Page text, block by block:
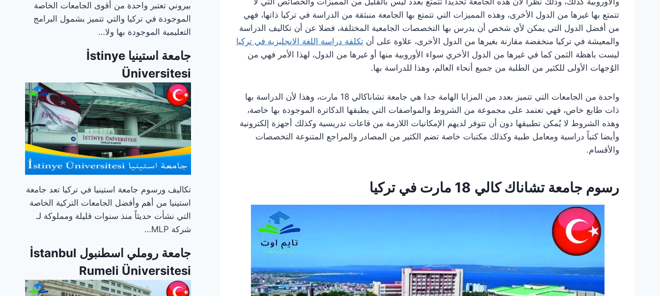
تتمتع بها غيرها من الدول الأخرى، وهذه المميزات التي تتمتع بها الجامعة منبثقة من الدراسة في تركيا ذاتها، فهي
من أفضل الدول التي يمكن لأي شخص أن يدرس بها التخصصات الجامعية المختلفة، فضلا عن أن تكاليف الدراسة
والمعيشة في تركيا منخفضة مقارنة بغيرها من الدول الأخرى، علاوة على أنتكلفة دراسة اللغة الانجليزية في تركيا
ليست باهظة الثمن كما في غيرها من الدول الأخري سواء الأوروبية منها أو غيرها من الدول، لهذا الأمر فهي من
الوُجهات الأولى للكثير من الطلبة من جميع أنحاء العالم، وهذا للدراسة بها.
واحدة من الجامعات التي تتميز بعدد من المزايا الهامة جدا هي جامعة تشاناكالي 18 مارت، وهذا لأن الدراسة بها
ذات طابع خاص، فهي تعتمد على مجموعة من الشروط والمواصفات التي يطبقها الدكاترة الموجودة بها خاصة،
وهذه الشروط لا يُمكن تطبيقها دون أن تتوفر لديهم الإمكانيات اللازمة من قاعات تدريسية وكذلك أجهزة إلكترونية
وأيضا كتباً دراسية ومعامل طبية وكذلك مكتبات خاصة تضم الكثير من المصادر والمراجع المتنوعة التخصصات
والأقسام.
رسوم جامعة تشاناك كالي 18 مارت في تركيا
بيروني تعتبر واحدة من أقوى الجامعات الخاصة
الموجودة في تركيا والتي تتميز بشمول البرامج
التعليمية الموجودة بها ولا…
جامعة استينيا İstinye
Üniversitesi
تكاليف ورسوم جامعة استينيا في تركيا تعد جامعة
استينيا من أهم وأفضل الجامعات التركية الخاصة
التي نشأت حديثاً منذ سنوات قليلة ومملوكة لـ
شركة MLP…
جامعة روملي اسطنبول İstanbul
Rumeli Üniversitesi